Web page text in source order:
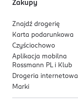
Zakupy
Znajdź drogerię
Karta podarunkowa
Czyściochowo
Aplikacja mobilna
Rossmann PL i Klub
Drogeria internetowa
Marki